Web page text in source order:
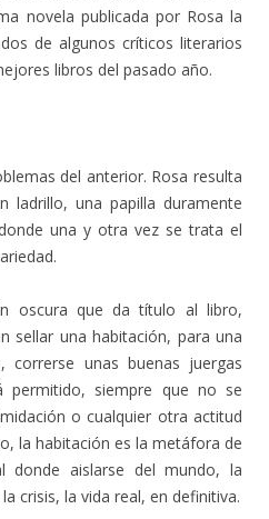
novela publicada por Rosa la
de algunos críticos literarios
libros del pasado año.
del anterior. Rosa resulta
ladrillo, una papilla duramente
una y otra vez se trata el
oscura que da título al libro,
sellar una habitación, para una
unas buenas juergas
permitido, siempre que no se
o cualquier otra actitud
la habitación es la metáfora de
donde aislarse del mundo, la
crisis, la vida real, en definitiva.